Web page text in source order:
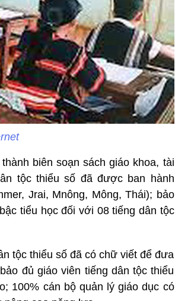
biên soạn sách giáo khoa, tài
tộc thiểu số đã được ban hành
Jrai, Mnông, Mông, Thái); bảo
tiểu học đối với 08 tiếng dân tộc
tộc thiểu số đã có chữ viết để đưa
đủ giáo viên tiếng dân tộc thiểu
100% cán bộ quản lý giáo dục có